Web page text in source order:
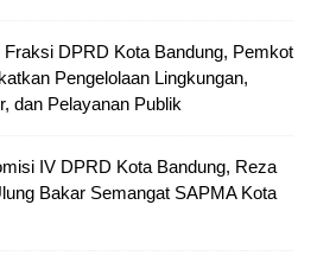
Fraksi DPRD Kota Bandung, Pemkot
Pengelolaan Lingkungan,
dan Pelayanan Publik
IV DPRD Kota Bandung, Reza
Bakar Semangat SAPMA Kota